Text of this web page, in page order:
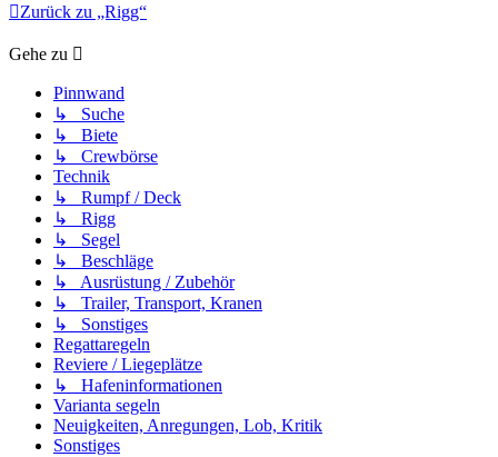
Zurück zu „Rigg“
Gehe zu
Pinnwand
↳ Suche
↳ Biete
↳ Crewbörse
Technik
↳ Rumpf / Deck
↳ Rigg
↳ Segel
↳ Beschläge
↳ Ausrüstung / Zubehör
↳ Trailer, Transport, Kranen
↳ Sonstiges
Regattaregeln
Reviere / Liegeplätze
↳ Hafeninformationen
Varianta segeln
Neuigkeiten, Anregungen, Lob, Kritik
Sonstiges